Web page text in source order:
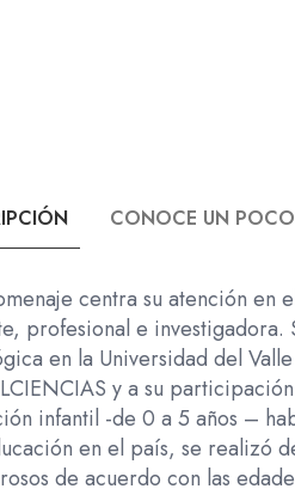
CONOCE UN POCO
centra su atención
profesional e
en la Universidad del
y a su
infantil -de 0 a 5 años –
en el país, se realizó
de acuerdo con las